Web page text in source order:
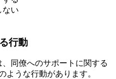
ない
行動
同僚へのサポートに関する
ような行動があります。